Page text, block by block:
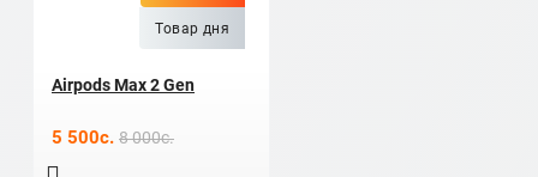
Товар дня
Airpods Max 2 Gen
5 500c. 8 000c.